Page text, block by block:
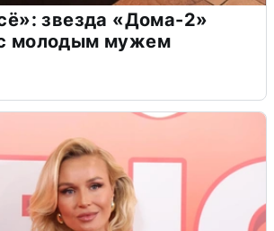
звезда «Дома-2»
молодым мужем